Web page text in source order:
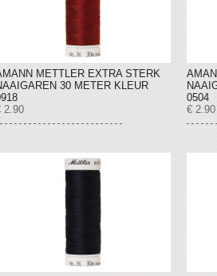
METTLER EXTRA STERK
30 METER KLEUR
2.90
0504
€ 2.90